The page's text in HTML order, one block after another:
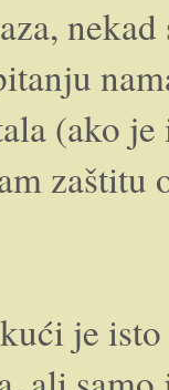
(ako
zaštitu
je